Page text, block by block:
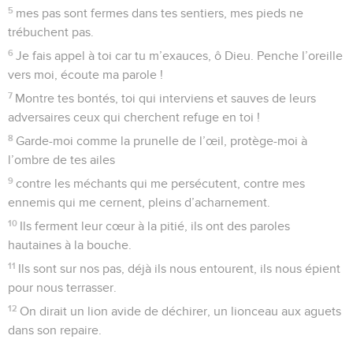
5 mes pas sont fermes dans tes sentiers, mes pieds ne
trébuchent pas.
6 Je fais appel à toi car tu m’exauces, ô Dieu. Penche l’oreille
vers moi, écoute ma parole !
7 Montre tes bontés, toi qui interviens et sauves de leurs
adversaires ceux qui cherchent refuge en toi !
8 Garde-moi comme la prunelle de l’œil, protège-moi à
l’ombre de tes ailes
9 contre les méchants qui me persécutent, contre mes
ennemis qui me cernent, pleins d’acharnement.
10 Ils ferment leur cœur à la pitié, ils ont des paroles
hautaines à la bouche.
11 Ils sont sur nos pas, déjà ils nous entourent, ils nous épient
pour nous terrasser.
12 On dirait un lion avide de déchirer, un lionceau aux aguets
dans son repaire.